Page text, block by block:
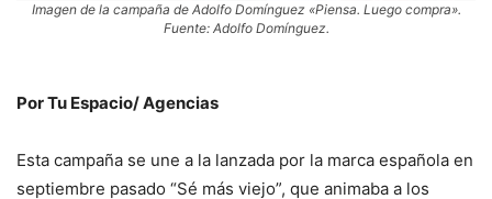
Imagen de la campaña de Adolfo Domínguez «Piensa. Luego compra».
Fuente: Adolfo Domínguez.
Por Tu Espacio/ Agencias
Esta campaña se une a la lanzada por la marca española en
septiembre pasado “Sé más viejo”, que animaba a los